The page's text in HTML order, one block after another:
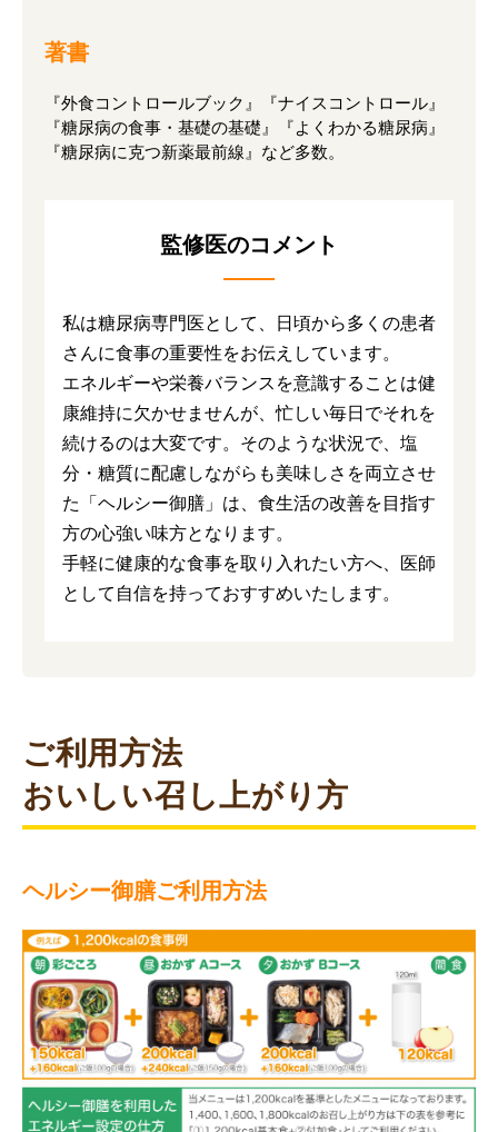
著書
『外食コントロールブック』『ナイスコントロール』
『糖尿病の食事・基礎の基礎』『よくわかる糖尿病』
『糖尿病に克つ新薬最前線』など多数。
監修医のコメント
私は糖尿病専門医として、日頃から多くの患者
さんに食事の重要性をお伝えしています。
エネルギーや栄養バランスを意識することは健
康維持に欠かせませんが、忙しい毎日でそれを
続けるのは大変です。そのような状況で、塩
分・糖質に配慮しながらも美味しさを両立させ
た「ヘルシー御膳」は、食生活の改善を目指す
方の心強い味方となります。
手軽に健康的な食事を取り入れたい方へ、医師
として自信を持っておすすめいたします。
ご利用方法
おいしい召し上がり方
ヘルシー御膳ご利用方法